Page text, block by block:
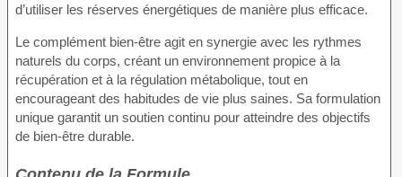
d’utiliser les réserves énergétiques de manière plus efficace.
Le complément bien-être agit en synergie avec les rythmes
naturels du corps, créant un environnement propice à la
récupération et à la régulation métabolique, tout en
encourageant des habitudes de vie plus saines. Sa formulation
unique garantit un soutien continu pour atteindre des objectifs
de bien-être durable.